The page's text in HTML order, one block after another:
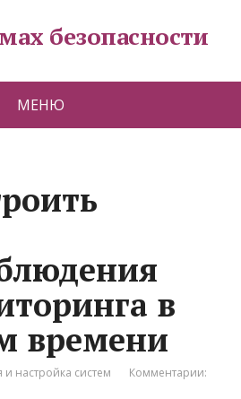
безопасности
МЕНЮ
в
времени
и настройка систем
Комментарии: